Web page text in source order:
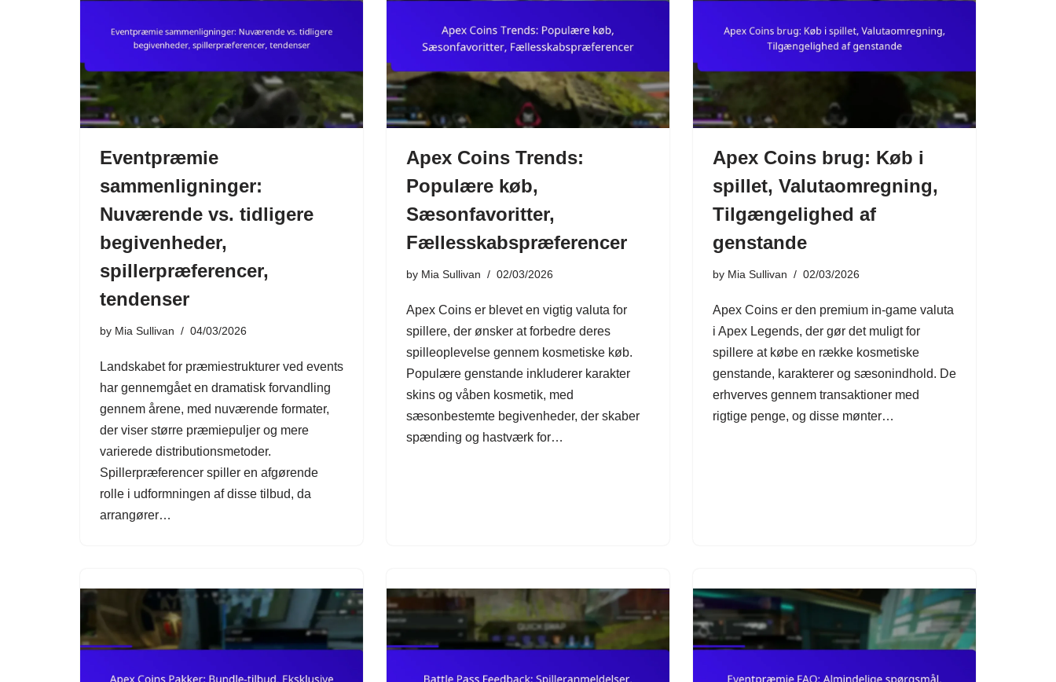
Eventpræmie
sammenligninger:
Nuværende vs. tidligere
begivenheder,
spillerpræferencer,
tendenser
by Mia Sullivan 04/03/2026
Landskabet for præmiestrukturer ved events
har gennemgået en dramatisk forvandling
gennem årene, med nuværende formater,
der viser større præmiepuljer og mere
varierede distributionsmetoder.
Spillerpræferencer spiller en afgørende
rolle i udformningen af disse tilbud, da
arrangører…
Apex Coins Trends:
Populære køb,
Sæsonfavoritter,
Fællesskabspræferencer
by Mia Sullivan 02/03/2026
Apex Coins er blevet en vigtig valuta for
spillere, der ønsker at forbedre deres
spilleoplevelse gennem kosmetiske køb.
Populære genstande inkluderer karakter
skins og våben kosmetik, med
sæsonbestemte begivenheder, der skaber
spænding og hastværk for…
Apex Coins brug: Køb i
spillet, Valutaomregning,
Tilgængelighed af
genstande
by Mia Sullivan 02/03/2026
Apex Coins er den premium in-game valuta
i Apex Legends, der gør det muligt for
spillere at købe en række kosmetiske
genstande, karakterer og sæsonindhold. De
erhverves gennem transaktioner med
rigtige penge, og disse mønter…